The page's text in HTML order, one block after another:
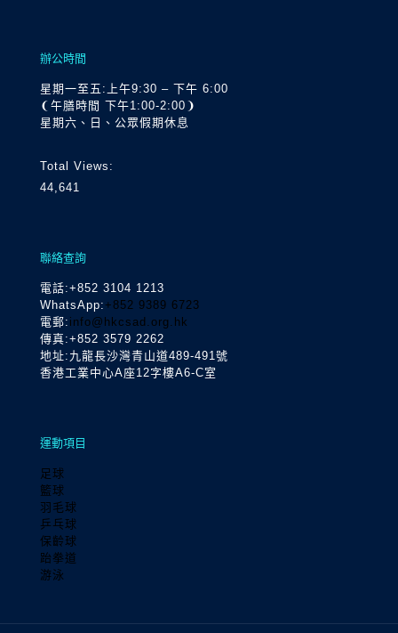
辦公時間
星期一至五:上午9:30 – 下午 6:00
❨午膳時間 下午1:00-2:00❩
星期六、日、公眾假期休息
Total Views:
44,641
聯絡查詢
電話:+852 3104 1213
WhatsApp: +852 9389 6723
電郵: info@hkcsad.org.hk
傳真:+852 3579 2262
地址:九龍長沙灣青山道489-491號
香港工業中心A座12字樓A6-C室
運動項目
足球
籃球
羽毛球
乒乓球
保齡球
跆拳道
游泳